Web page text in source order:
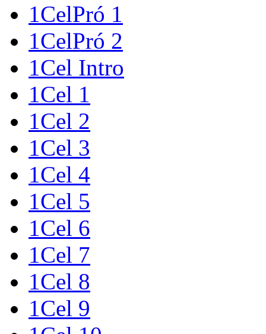
1CelPró 1
1CelPró 2
1Cel Intro
1Cel 1
1Cel 2
1Cel 3
1Cel 4
1Cel 5
1Cel 6
1Cel 7
1Cel 8
1Cel 9